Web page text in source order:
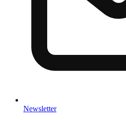
Newsletter